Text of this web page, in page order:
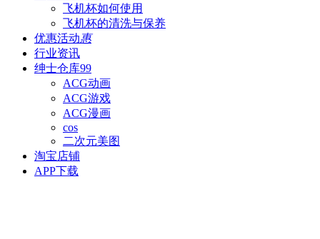
飞机杯如何使用
飞机杯的清洗与保养
优惠活动惠
行业资讯
绅士仓库99
ACG动画
ACG游戏
ACG漫画
cos
二次元美图
淘宝店铺
APP下载